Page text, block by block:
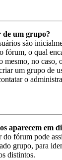
de um grupo?
são
fórum, o qual
mesmo, no caso,
um grupo de
o
aparecem em
fórum pode
grupo, para
distintos.